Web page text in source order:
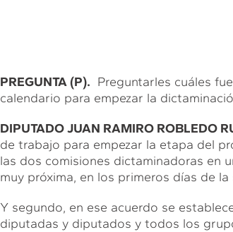
PREGUNTA (P). Preguntarles cuáles
calendario para empezar la
DIPUTADO JUAN RAMIRO ROBLEDO
de trabajo para empezar la etapa del
las dos comisiones dictaminadoras en
muy próxima, en los primeros días de la
Y segundo, en ese acuerdo se
diputadas y diputados y todos los